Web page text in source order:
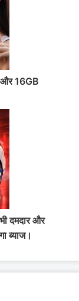
16GB
दमदार और
ब्याज।